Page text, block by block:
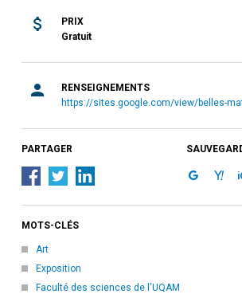
PRIX
Gratuit
RENSEIGNEMENTS
https://sites.google.com/view/belles-
PARTAGER
MOTS-CLÉS
Art
Exposition
Faculté des sciences de l'UQAM